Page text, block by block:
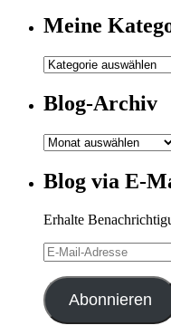
Meine
Meine
Blog-Archiv
Blog-
Blog via E-
Erhalte
E-
Mail-
Adresse
Abonnieren